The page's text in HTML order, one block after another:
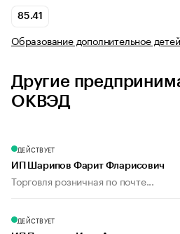
85.41
Образование дополнительное
Другие
ОКВЭД
ДЕЙСТВУЕТ
ИП Шарипов Фарит Фларисович
Торговля розничная по почте...
ДЕЙСТВУЕТ